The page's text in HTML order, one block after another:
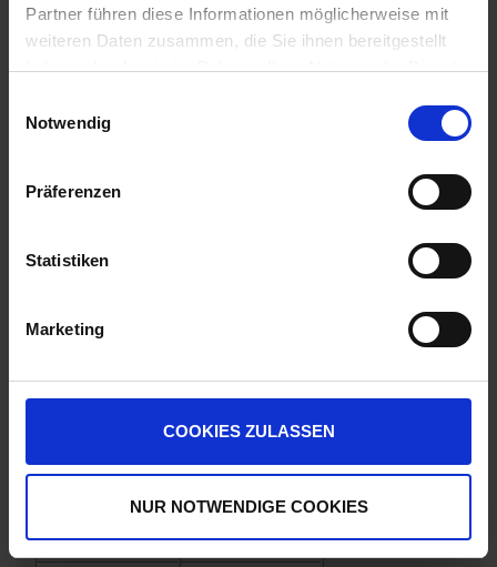
Partner führen diese Informationen möglicherweise mit
weiteren Daten zusammen, die Sie ihnen bereitgestellt
haben oder die sie im Rahmen Ihrer Nutzung der Dienste
Notwendig
Präferenzen
Statistiken
Marketing
COOKIES ZULASSEN
NUR NOTWENDIGE COOKIES
MAS 159 A
Preis auf Anfrage
PRODUKTE
MAS 195 P
Preis auf Anfrage
ALTERNATIVE
PRODUKTE
Preis
ab 4 Einheiten 1,00 %